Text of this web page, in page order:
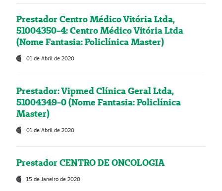
Prestador Centro Médico Vitória Ltda,
51004350-4: Centro Médico Vitória Ltda
(Nome Fantasia: Policlínica Master)
01 de Abril de 2020
Prestador: Vipmed Clínica Geral Ltda,
51004349-0 (Nome Fantasia: Policlínica
Master)
01 de Abril de 2020
Prestador CENTRO DE ONCOLOGIA
15 de Janeiro de 2020